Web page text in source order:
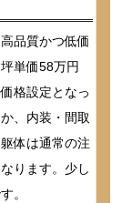
品質かつ低価
単価58万円
格設定となっ
、内装・間取
体は通常の注
ります。少し
。